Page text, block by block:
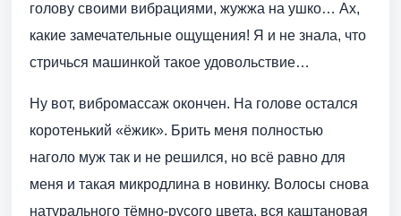
голову своими вибрациями, жужжа на ушко… Ах,
какие замечательные ощущения! Я и не знала, что
стричься машинкой такое удовольствие…
Ну вот, вибромассаж окончен. На голове остался
коротенький «ёжик». Брить меня полностью
наголо муж так и не решился, но всё равно для
меня и такая микродлина в новинку. Волосы снова
натурального тёмно-русого цвета, вся каштановая